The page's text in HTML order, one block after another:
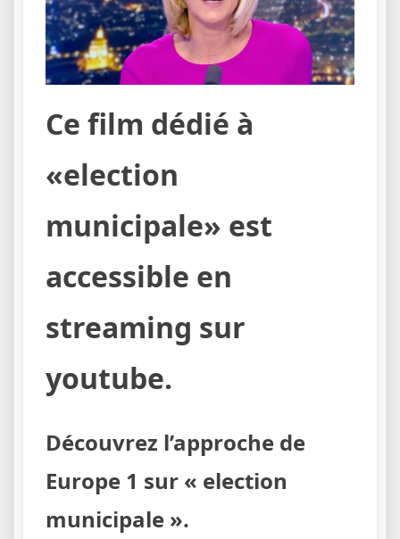
Ce film dédié à
«election
municipale» est
accessible en
streaming sur
youtube.
Découvrez l’approche de
Europe 1 sur « election
municipale ».